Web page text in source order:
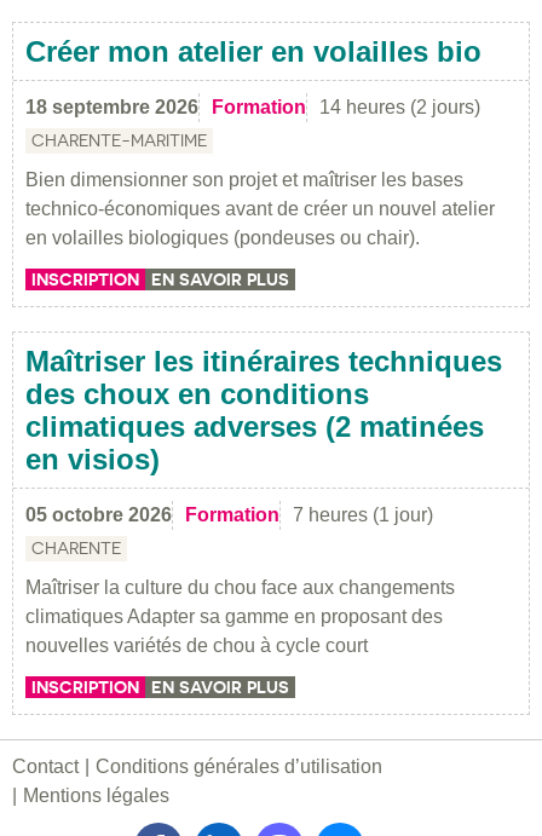
Créer mon atelier en volailles bio
18 septembre 2026 Formation 14 heures (2 jours)
CHARENTE-MARITIME
Bien dimensionner son projet et maîtriser les bases
technico-économiques avant de créer un nouvel atelier
en volailles biologiques (pondeuses ou chair).
INSCRIPTION EN SAVOIR PLUS
Maîtriser les itinéraires techniques
des choux en conditions
climatiques adverses (2 matinées
en visios)
05 octobre 2026 Formation 7 heures (1 jour)
CHARENTE
Maîtriser la culture du chou face aux changements
climatiques Adapter sa gamme en proposant des
nouvelles variétés de chou à cycle court
INSCRIPTION EN SAVOIR PLUS
Contact
Conditions générales d’utilisation
Mentions légales